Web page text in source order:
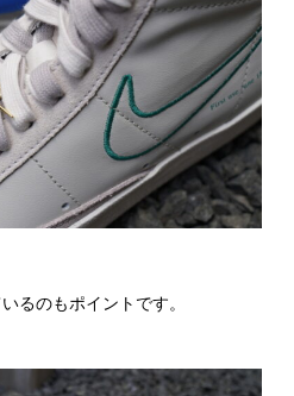
るのもポイントです。